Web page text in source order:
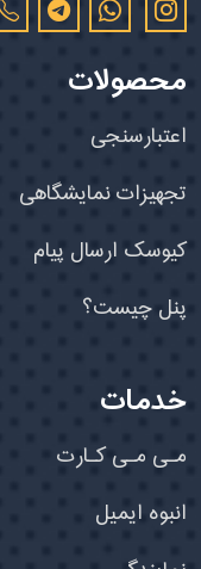
محصولات
اعتبارسنجی
تجهیزات نمایشگاهی
کیوسک ارسال پیام
پنل چیست؟
خدمات
مـی مـی کـارت
انبوه ایمیل